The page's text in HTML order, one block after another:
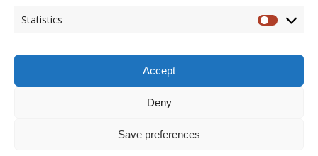
Statistics
Accept
Deny
Save preferences
materiale informativo. Agli studenti è stato anche
TORNA ALL'INZIO DELLA PAGINA
MILANO FUORICLASSE È UN PROGETTO DIPOLIS FOURICLASSE